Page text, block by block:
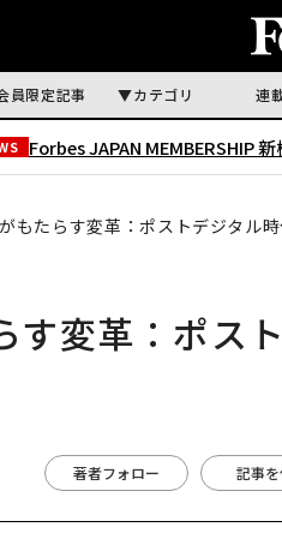
員限定記事 カテゴリ 連
Forbes JAPAN MEMBERSHIP 新
もたらす変革：ポストデジタル
す変革：ポス
著者フォロー 記事